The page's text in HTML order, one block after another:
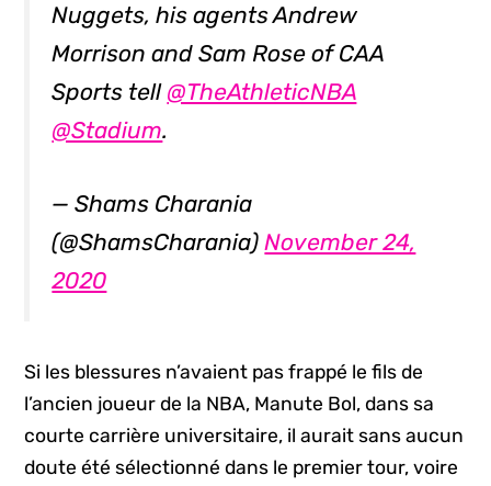
Nuggets, his agents Andrew
Morrison and Sam Rose of CAA
Sports tell @TheAthleticNBA
@Stadium.
— Shams Charania
(@ShamsCharania)November 24,
2020
Si les blessures n’avaient pas frappé le fils de
l’ancien joueur de la NBA, Manute Bol, dans sa
courte carrière universitaire, il aurait sans aucun
doute été sélectionné dans le premier tour, voire